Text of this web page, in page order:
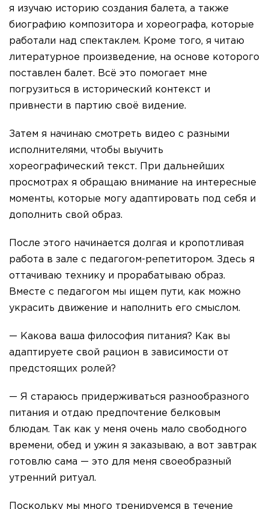
я изучаю историю создания балета, а также
биографию композитора и хореографа, которые
работали над спектаклем. Кроме того, я читаю
литературное произведение, на основе которого
поставлен балет. Всё это помогает мне
погрузиться в исторический контекст и
привнести в партию своё видение.
Затем я начинаю смотреть видео с разными
исполнителями, чтобы выучить
хореографический текст. При дальнейших
просмотрах я обращаю внимание на интересные
моменты, которые могу адаптировать под себя и
дополнить свой образ.
После этого начинается долгая и кропотливая
работа в зале с педагогом-репетитором. Здесь я
оттачиваю технику и прорабатываю образ.
Вместе с педагогом мы ищем пути, как можно
украсить движение и наполнить его смыслом.
— Какова ваша философия питания? Как вы
адаптируете свой рацион в зависимости от
предстоящих ролей?
— Я стараюсь придерживаться разнообразного
питания и отдаю предпочтение белковым
блюдам. Так как у меня очень мало свободного
времени, обед и ужин я заказываю, а вот завтрак
готовлю сама — это для меня своеобразный
утренний ритуал.
Поскольку мы много тренируемся в течение